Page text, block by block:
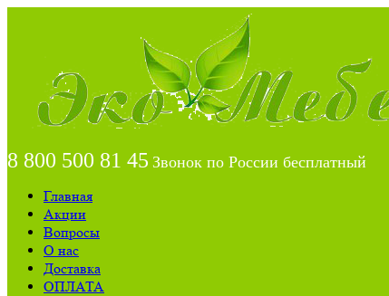
8 800 500 81 45 Звонок по России бесплатный
Главная
Акции
Вопросы
О нас
Доставка
ОПЛАТА